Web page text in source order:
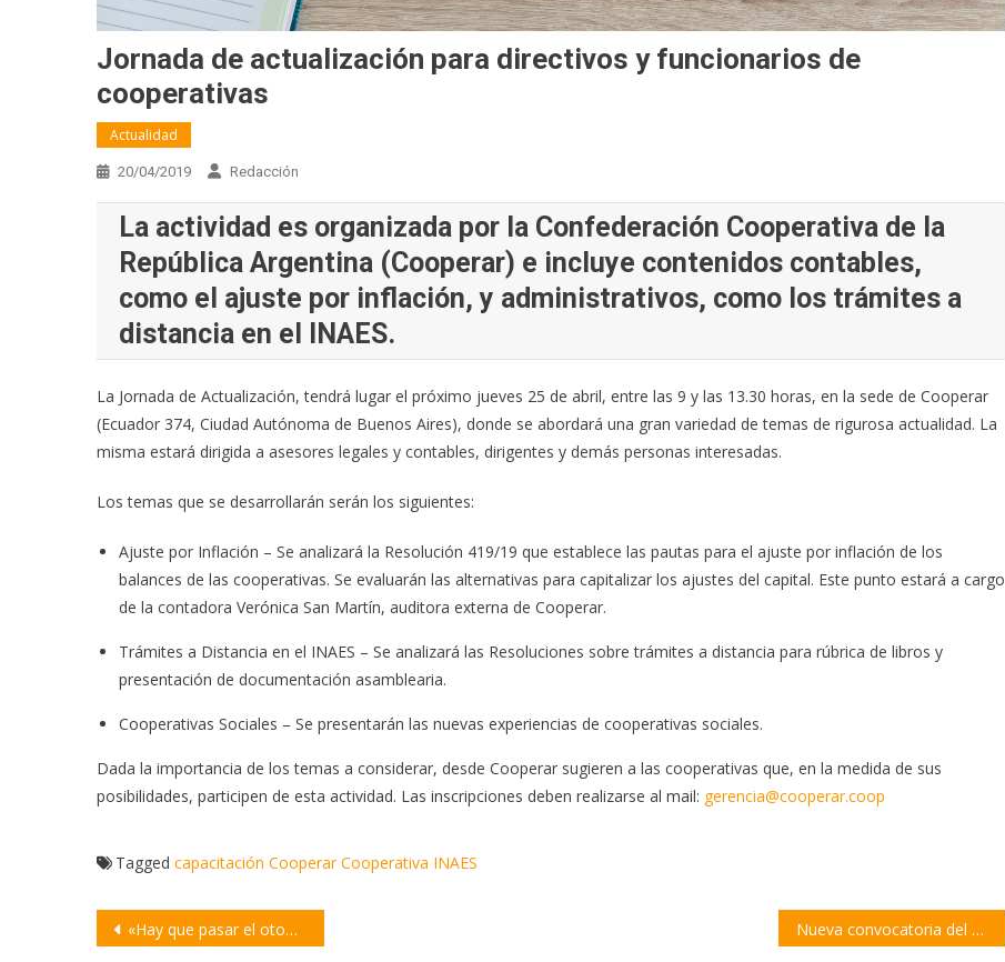
Jornada de actualización para directivos y funcionarios de
cooperativas
Actualidad
20/04/2019 Redacción
La actividad es organizada por la Confederación Cooperativa de la
República Argentina (Cooperar) e incluye contenidos contables,
como el ajuste por inflación, y administrativos, como los trámites a
distancia en el INAES.
La Jornada de Actualización, tendrá lugar el próximo jueves 25 de abril, entre las 9 y las 13.30 horas, en la sede de Cooperar
(Ecuador 374, Ciudad Autónoma de Buenos Aires), donde se abordará una gran variedad de temas de rigurosa actualidad. La
misma estará dirigida a asesores legales y contables, dirigentes y demás personas interesadas.
Los temas que se desarrollarán serán los siguientes:
Ajuste por Inflación – Se analizará la Resolución 419/19 que establece las pautas para el ajuste por inflación de los
balances de las cooperativas. Se evaluarán las alternativas para capitalizar los ajustes del capital. Este punto estará a cargo
de la contadora Verónica San Martín, auditora externa de Cooperar.
Trámites a Distancia en el INAES – Se analizará las Resoluciones sobre trámites a distancia para rúbrica de libros y
presentación de documentación asamblearia.
Cooperativas Sociales – Se presentarán las nuevas experiencias de cooperativas sociales.
Dada la importancia de los temas a considerar, desde Cooperar sugieren a las cooperativas que, en la medida de sus
posibilidades, participen de esta actividad. Las inscripciones deben realizarse al mail: gerencia@cooperar.coop
Tagged capacitación Cooperar Cooperativa INAES
Navegación
«Hay que pasar el otoño» | por Marcelo Aguaysol Nueva convocatoria del programa de la Fundación Acindar que financia iniciativas socioeducativas